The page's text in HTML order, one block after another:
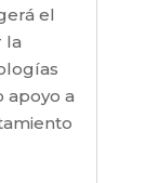
el
la
apoyo a